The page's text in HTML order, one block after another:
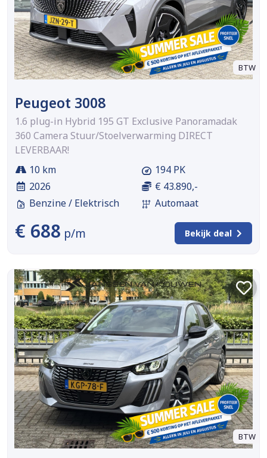
BTW
Peugeot 3008
1.6 plug-in Hybrid 195 GT Exclusive Panoramadak
360 Camera Stuur/Stoelverwarming DIRECT
LEVERBAAR!
10 km
2026
Benzine / Elektrisch
194 PK
€ 43.890,-
Automaat
€ 688 p/m Bekijk deal
BTW